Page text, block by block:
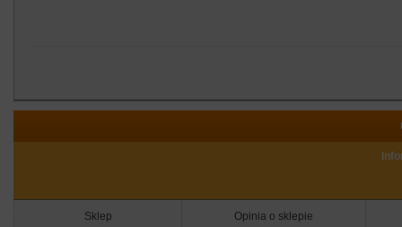
Sklep Opinia o sklepie